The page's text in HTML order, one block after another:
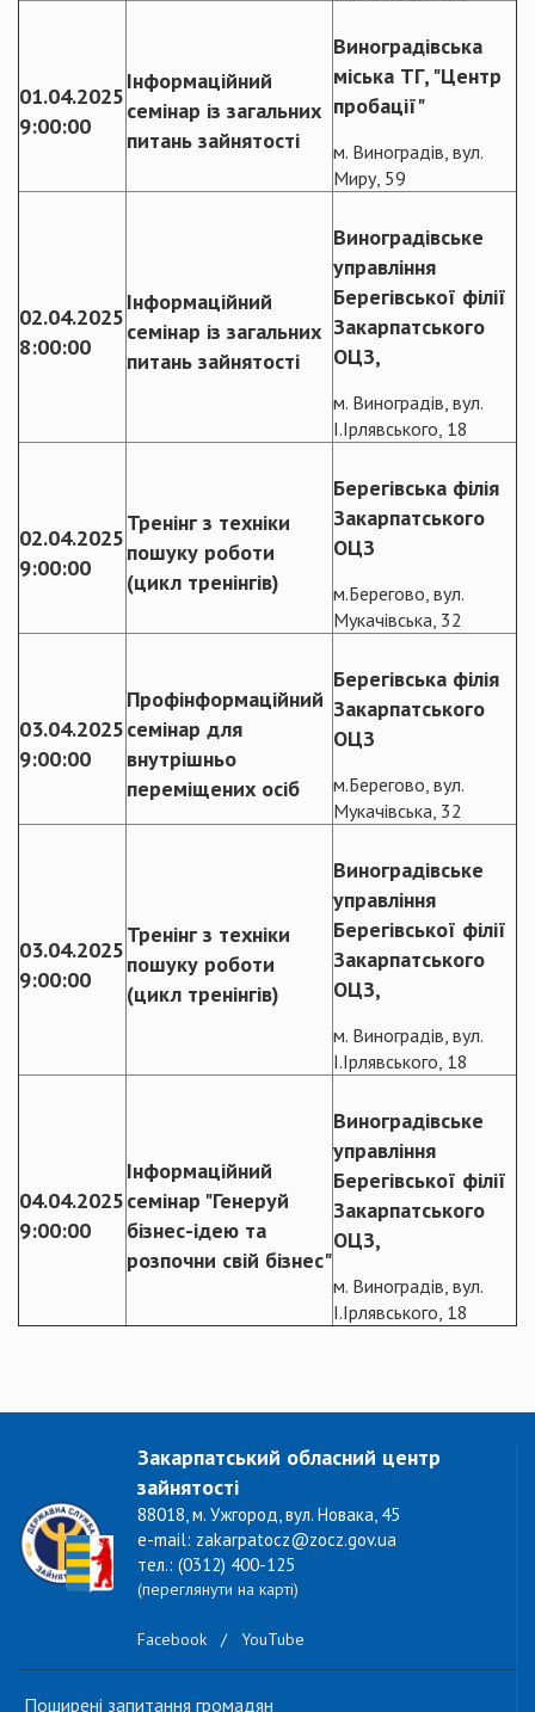
01.04.2025
9:00:00
Інформаційний
семінар із загальних
питань зайнятості
Виноградівська
міська ТГ, "Центр
пробації"
м. Виноградів, вул.
Миру, 59
02.04.2025
8:00:00
Інформаційний
семінар із загальних
питань зайнятості
Виноградівське
управління
Берегівської філії
Закарпатського
ОЦЗ,
м. Виноградів, вул.
І.Ірлявського, 18
02.04.2025
9:00:00
Тренінг з техніки
пошуку роботи
(цикл тренінгів)
Берегівська філія
Закарпатського
ОЦЗ
м.Берегово, вул.
Мукачівська, 32
03.04.2025
9:00:00
Профінформаційний
семінар для
внутрішньо
переміщених осіб
Берегівська філія
Закарпатського
ОЦЗ
м.Берегово, вул.
Мукачівська, 32
03.04.2025
9:00:00
Тренінг з техніки
пошуку роботи
(цикл тренінгів)
Виноградівське
управління
Берегівської філії
Закарпатського
ОЦЗ,
м. Виноградів, вул.
І.Ірлявського, 18
04.04.2025
9:00:00
Інформаційний
семінар "Генеруй
бізнес-ідею та
розпочни свій бізнес"
Виноградівське
управління
Берегівської філії
Закарпатського
ОЦЗ,
м. Виноградів, вул.
І.Ірлявського, 18
Закарпатський обласний центр
зайнятості
88018, м. Ужгород, вул. Новака, 45
e-mail: zakarpatocz@zocz.gov.ua
тел.: (0312) 400-125
(переглянути на карті)
Facebook / YouTube
Поширені запитання громадян